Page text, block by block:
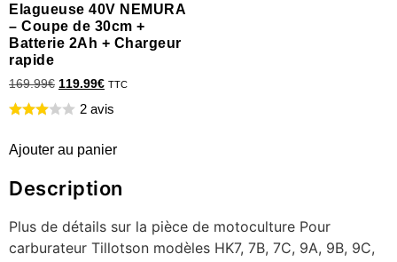
Elagueuse 40V NEMURA
– Coupe de 30cm +
Batterie 2Ah + Chargeur
rapide
169.99€ 119.99€ TTC
2 avis
Ajouter au panier
Description
Plus de détails sur la pièce de motoculture Pour
carburateur Tillotson modèles HK7, 7B, 7C, 9A, 9B, 9C,